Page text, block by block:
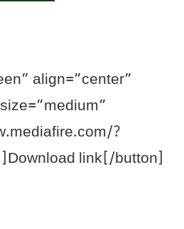
align=”center”
?
link[/button]